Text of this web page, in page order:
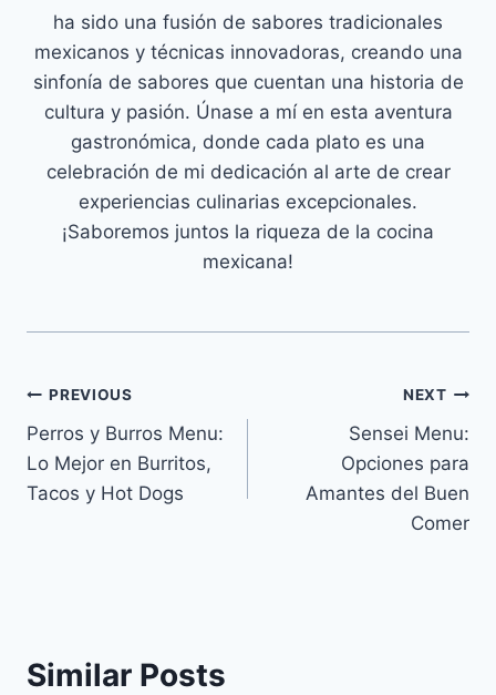
ha sido una fusión de sabores tradicionales
mexicanos y técnicas innovadoras, creando una
sinfonía de sabores que cuentan una historia de
cultura y pasión. Únase a mí en esta aventura
gastronómica, donde cada plato es una
celebración de mi dedicación al arte de crear
experiencias culinarias excepcionales.
¡Saboremos juntos la riqueza de la cocina
mexicana!
Navegación
de
entradas
PREVIOUS
Perros y Burros Menu:
Lo Mejor en Burritos,
Tacos y Hot Dogs
NEXT
Sensei Menu:
Opciones para
Amantes del Buen
Comer
Similar Posts